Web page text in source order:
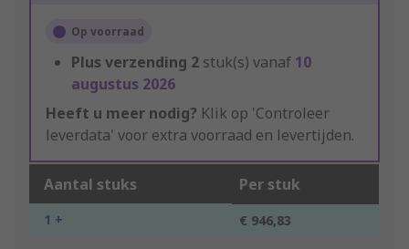
Op voorraad
Plus verzending 2 stuk(s) vanaf 10
augustus 2026
Heeft u meer nodig? Klik op 'Controleer
leverdata' voor extra voorraad en levertijden.
Aantal stuks Per stuk
1 + € 946,83